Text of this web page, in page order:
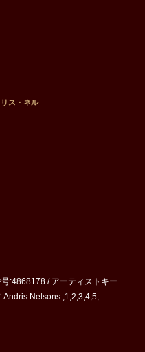
ス・ネル
:4868178 / アーティストキー
Nelsons ,1,2,3,4,5,